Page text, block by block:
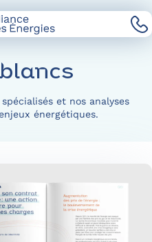
et nos analyses
énergétiques.